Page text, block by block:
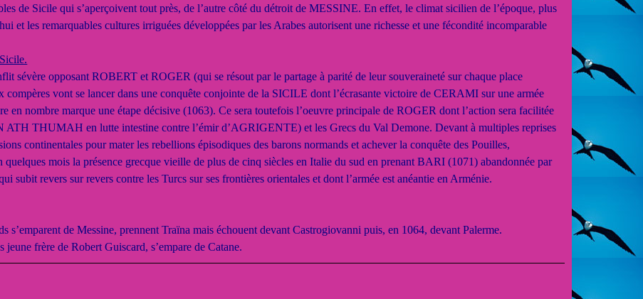
de Sicile qui s’aperçoivent tout près, de l’autre côté du détroit de MESSINE. En effet, le climat sicilien de l’époque, plus
et les remarquables cultures irriguées développées par les Arabes autorisent une richesse et une fécondité incomparable
opposant ROBERT et ROGER (qui se résout par le partage à parité de leur souveraineté sur chaque place
compères vont se lancer dans une conquête conjointe de la SICILE dont l’écrasante victoire de CERAMI sur une armée
en nombre marque une étape décisive (1063). Ce sera toutefois l’oeuvre principale de ROGER dont l’action sera facilitée
THUMAH en lutte intestine contre l’émir d’AGRIGENTE) et les Grecs du Val Demone. Devant à multiples reprises
continentales pour mater les rebellions épisodiques des barons normands et achever la conquête des Pouilles,
mois la présence grecque vieille de plus de cinq siècles en Italie du sud en prenant BARI (1071) abandonnée par
subit revers sur revers contre les Turcs sur ses frontières orientales et dont l’armée est anéantie en Arménie.
s’emparent de Messine, prennent Traïna mais échouent devant Castrogiovanni puis, en 1064, devant Palerme.
jeune frère de Robert Guiscard, s’empare de Catane.